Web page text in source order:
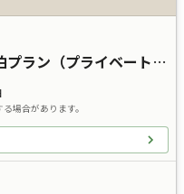
③リフレッシュ宿泊プラン（プライベートサウナ＋キャンプサイト）
場合があります。